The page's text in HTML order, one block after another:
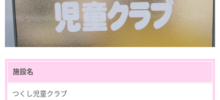
施設名
つくし児童クラブ